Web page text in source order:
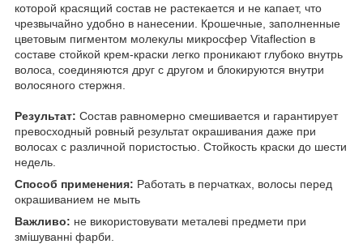
которой красящий состав не растекается и не капает, что
чрезвычайно удобно в нанесении. Крошечные, заполненные
цветовым пигментом молекулы микросфер Vitaflection в
составе стойкой крем-краски легко проникают глубоко внутрь
волоса, соединяются друг с другом и блокируются внутри
волосяного стержня.
Результат: Состав равномерно смешивается и гарантирует
превосходный ровный результат окрашивания даже при
волосах с различной пористостью. Стойкость краски до шести
недель.
Способ применения: Работать в перчатках, волосы перед
окрашиванием не мыть
Важливо: не використовувати металеві предмети при
змішуванні фарби.